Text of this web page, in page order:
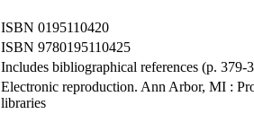
ISBN 0195110420
ISBN 9780195110425
Includes bibliographical references (p. 379-
Electronic reproduction. Ann Arbor, MI :
libraries